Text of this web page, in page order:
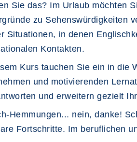
Sie das? Im Urlaub möchten
zu Sehenswürdigkeiten
Situationen, in denen
Kontakten.
Kurs tauchen Sie ein in die
und motivierenden
und erweitern gezielt
Hemmungen... nein, danke!
Fortschritte. Im beruflichen